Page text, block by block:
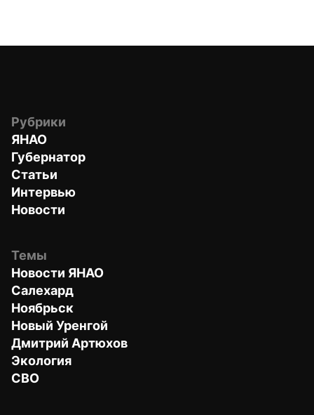
Рубрики
ЯНАО
Губернатор
Статьи
Интервью
Новости
Темы
Новости ЯНАО
Салехард
Ноябрьск
Новый Уренгой
Дмитрий Артюхов
Экология
СВО